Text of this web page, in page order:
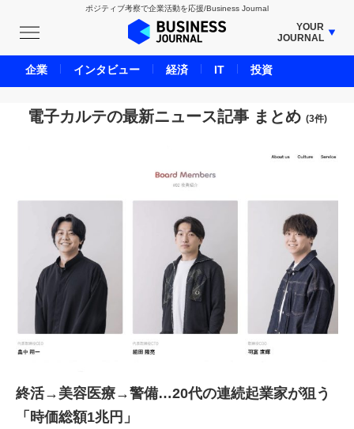
ポジティブ考察で企業活動を応援/Business Journal
YOUR
JOURNAL
BUSINESS JOURNAL
UNICORN JOURNAL
CARBON CREDITS JOURNAL
ENERGY MANAGEMENT JOURNAL
INBOUND JOURNAL
AI JOURNAL
REAL ESTATE BROKERAGE JOURNAL
SMART MARKETING JOURNAL
BPaaS JOURNAL
ADOPTABLE DOG JOURNAL
電子カルテの最新ニュース記事 まとめ (3件)
終活→美容医療→警備…20代の連続起業家が狙う
「時価総額1兆円」
企業 インタビュー 経済 IT 投資